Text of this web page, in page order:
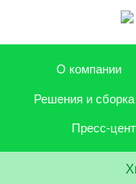
О компании
Решения и сборка
Пресс-